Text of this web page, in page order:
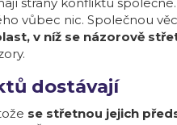
vůbec nic. Společnou
v níž se názorově
dostávají
se střetnou jejich